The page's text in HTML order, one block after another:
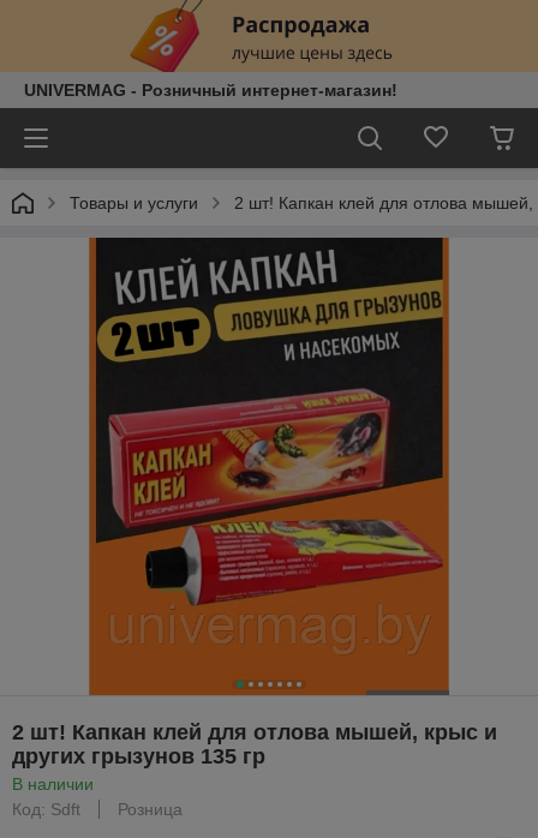
UNIVERMAG - Розничный интернет-магазин!
Товары и услуги 2 шт! Капкан клей для отлова мышей,
2 шт! Капкан клей для отлова мышей, крыс и
других грызунов 135 гр
В наличии
Код: Sdft
Розница